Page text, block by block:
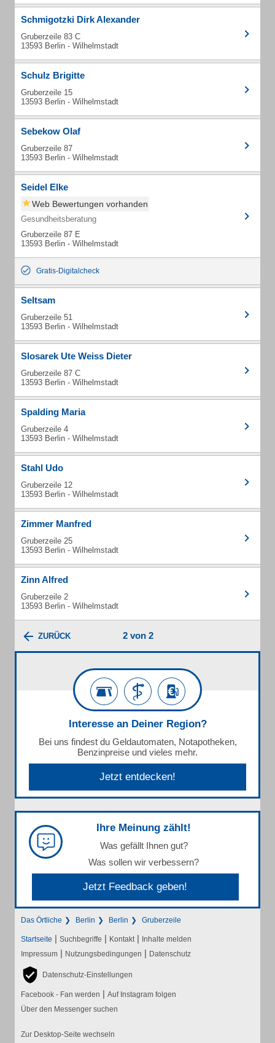
Schmigotzki Dirk Alexander
Gruberzeile 83 C
13593 Berlin - Wilhelmstadt
Schulz Brigitte
Gruberzeile 15
13593 Berlin - Wilhelmstadt
Sebekow Olaf
Gruberzeile 87
13593 Berlin - Wilhelmstadt
Seidel Elke
Web Bewertungen vorhanden
Gesundheitsberatung
Gruberzeile 87 E
13593 Berlin - Wilhelmstadt
Gratis-Digitalcheck
Seltsam
Gruberzeile 51
13593 Berlin - Wilhelmstadt
Slosarek Ute Weiss Dieter
Gruberzeile 87 C
13593 Berlin - Wilhelmstadt
Spalding Maria
Gruberzeile 4
13593 Berlin - Wilhelmstadt
Stahl Udo
Gruberzeile 12
13593 Berlin - Wilhelmstadt
Zimmer Manfred
Gruberzeile 25
13593 Berlin - Wilhelmstadt
Zinn Alfred
Gruberzeile 2
13593 Berlin - Wilhelmstadt
ZURÜCK 2 von 2
Interesse an Deiner Region?
Bei uns findest du Geldautomaten, Notapotheken,
Benzinpreise und vieles mehr.
Jetzt entdecken!
Ihre Meinung zählt!
Was gefällt Ihnen gut?
Was sollen wir verbessern?
Jetzt Feedback geben!
Das Örtliche Berlin Berlin Gruberzeile
Startseite | Suchbegriffe | Kontakt | Inhalte melden
Impressum | Nutzungsbedingungen | Datenschutz
Datenschutz-Einstellungen
Facebook - Fan werden | Auf Instagram folgen
Über den Messenger suchen
Zur Desktop-Seite wechseln